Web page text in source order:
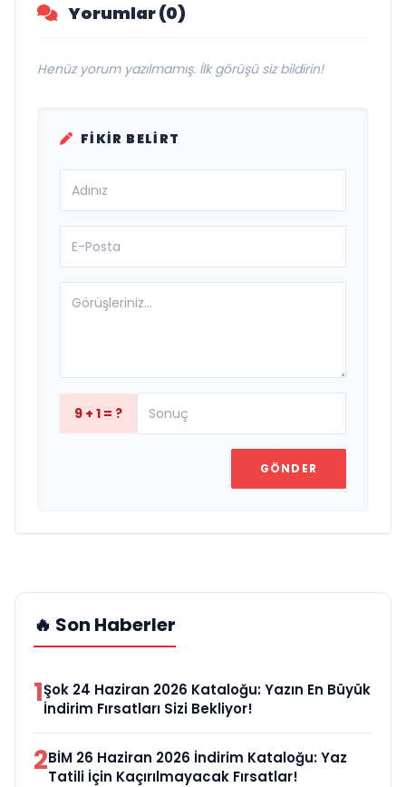
Yorumlar (0)
Henüz yorum yazılmamış. İlk görüşü siz bildirin!
FIKIR BELIRT
9 + 1 = ?
GÖNDER
🔥 Son Haberler
1Şok 24 Haziran 2026 Kataloğu: Yazın En Büyük
İndirim Fırsatları Sizi Bekliyor!
2BİM 26 Haziran 2026 İndirim Kataloğu: Yaz
Tatili İçin Kaçırılmayacak Fırsatlar!